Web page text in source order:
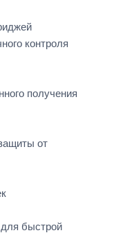
контроля
получения
от
быстрой